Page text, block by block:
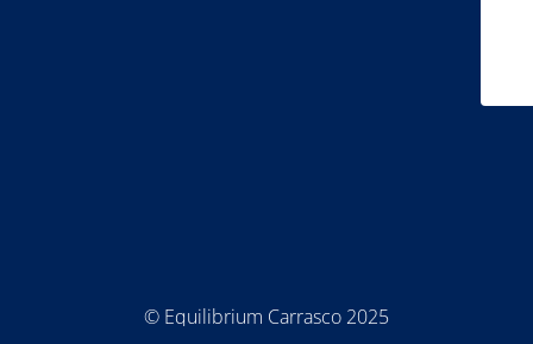
© Equilibrium Carrasco 2025